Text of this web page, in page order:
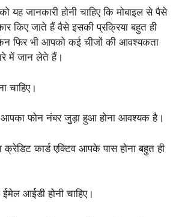
यह जानकारी होनी चाहिए कि मोबाइल से पैसे
किए जाते हैं वैसे इसकी प्रक्रिया बहुत ही
फिर भी आपको कई चीजों की आवश्यकता
में जान लेते हैं।
चाहिए।
फोन नंबर जुड़ा हुआ होना आवश्यक है।
कार्ड एक्टिव आपके पास होना बहुत ही
आईडी होनी चाहिए।